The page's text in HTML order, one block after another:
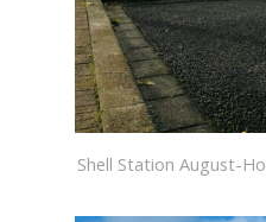
Shell Station August-